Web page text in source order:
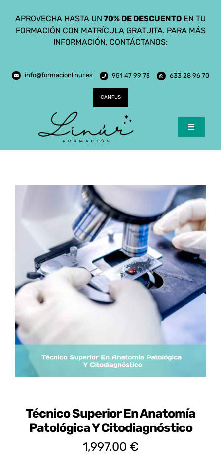
contenido
APROVECHA HASTA UN 70% DE DESCUENTO EN TU
FORMACIÓN CON MATRÍCULA GRATUITA. PARA MÁS
INFORMACIÓN, CONTÁCTANOS:
info@formacionlinur.es 951 47 99 73 633 28 96 70
CAMPUS
Toggle
Inicio
Ciclos Formativos
Certificados de Profesionalidad
Contacto
Técnico Superior En Anatomía
Patológica Y Citodiagnóstico
1,997.00 €